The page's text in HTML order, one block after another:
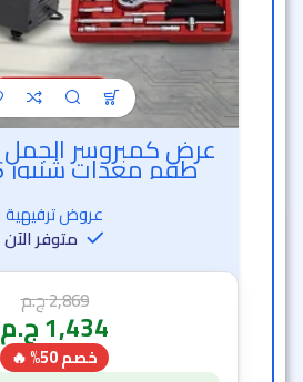
طقم معدات شنيور 46 قطعه
عروض ترفيهية
متوفر الآن
2,869ج.م
1,434ج.م
خصم 50% 🔥